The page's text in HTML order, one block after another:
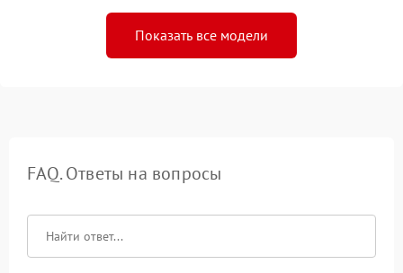
Показать все модели
FAQ. Ответы на вопросы